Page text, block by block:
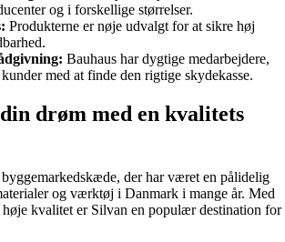
og i forskellige størrelser.
Produkterne er nøje udvalgt for at sikre høj
Bauhaus har dygtige medarbejdere,
med at finde den rigtige skydekasse.
drøm med en kvalitets
der har været en pålidelig
og værktøj i Danmark i mange år. Med
høje kvalitet er Silvan en populær destination for